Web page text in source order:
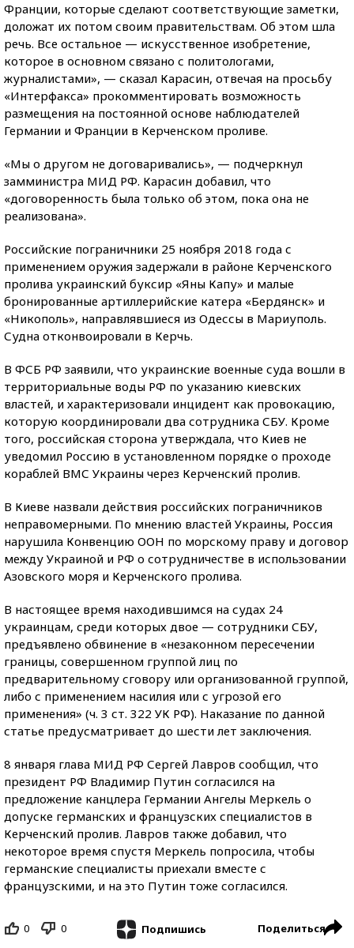
Франции, которые сделают соответствующие заметки,
доложат их потом своим правительствам. Об этом шла
речь. Все остальное — искусственное изобретение,
которое в основном связано с политологами,
журналистами», — сказал Карасин, отвечая на просьбу
«Интерфакса» прокомментировать возможность
размещения на постоянной основе наблюдателей
Германии и Франции в Керченском проливе.
«Мы о другом не договаривались», — подчеркнул
замминистра МИД РФ. Карасин добавил, что
«договоренность была только об этом, пока она не
реализована».
Российские пограничники 25 ноября 2018 года с
применением оружия задержали в районе Керченского
пролива украинский буксир «Яны Капу» и малые
бронированные артиллерийские катера «Бердянск» и
«Никополь», направлявшиеся из Одессы в Мариуполь.
Судна отконвоировали в Керчь.
В ФСБ РФ заявили, что украинские военные суда вошли в
территориальные воды РФ по указанию киевских
властей, и характеризовали инцидент как провокацию,
которую координировали два сотрудника СБУ. Кроме
того, российская сторона утверждала, что Киев не
уведомил Россию в установленном порядке о проходе
кораблей ВМС Украины через Керченский пролив.
В Киеве назвали действия российских пограничников
неправомерными. По мнению властей Украины, Россия
нарушила Конвенцию ООН по морскому праву и договор
между Украиной и РФ о сотрудничестве в использовании
Азовского моря и Керченского пролива.
В настоящее время находившимся на судах 24
украинцам, среди которых двое — сотрудники СБУ,
предъявлено обвинение в «незаконном пересечении
границы, совершенном группой лиц по
предварительному сговору или организованной группой,
либо с применением насилия или с угрозой его
применения» (ч. 3 ст. 322 УК РФ). Наказание по данной
статье предусматривает до шести лет заключения.
8 января глава МИД РФ Сергей Лавров сообщил, что
президент РФ Владимир Путин согласился на
предложение канцлера Германии Ангелы Меркель о
допуске германских и французских специалистов в
Керченский пролив. Лавров также добавил, что
некоторое время спустя Меркель попросила, чтобы
германские специалисты приехали вместе с
французскими, и на это Путин тоже согласился.
0 0 Подпишись Поделиться